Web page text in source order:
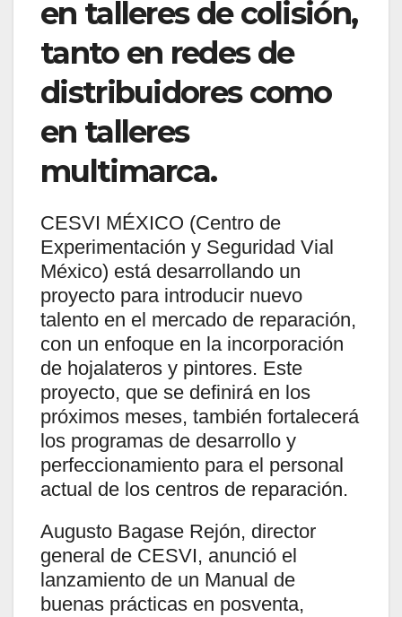
en talleres de colisión,
tanto en redes de
distribuidores como
en talleres
multimarca.
CESVI MÉXICO (Centro de
Experimentación y Seguridad Vial
México) está desarrollando un
proyecto para introducir nuevo
talento en el mercado de reparación,
con un enfoque en la incorporación
de hojalateros y pintores. Este
proyecto, que se definirá en los
próximos meses, también fortalecerá
los programas de desarrollo y
perfeccionamiento para el personal
actual de los centros de reparación.
Augusto Bagase Rejón, director
general de CESVI, anunció el
lanzamiento de un Manual de
buenas prácticas en posventa,